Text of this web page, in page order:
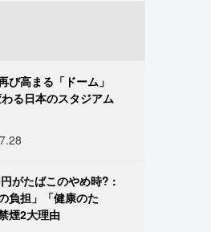
び高まる「ドーム」
る日本のスタジアム
がたばこのやめ時? :
負担」「健康のた
煙2大理由